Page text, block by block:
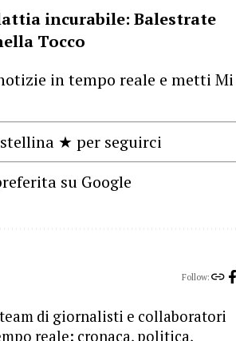
incurabile: Balestrate
Tocco
in tempo reale e metti Mi
★ per seguirci
su Google
Follow:
di giornalisti e collaboratori
reale: cronaca, politica,